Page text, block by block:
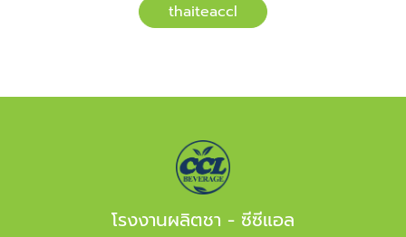
​​thaiteaccl
โรงงานผลิตชา - ซีซีแอล